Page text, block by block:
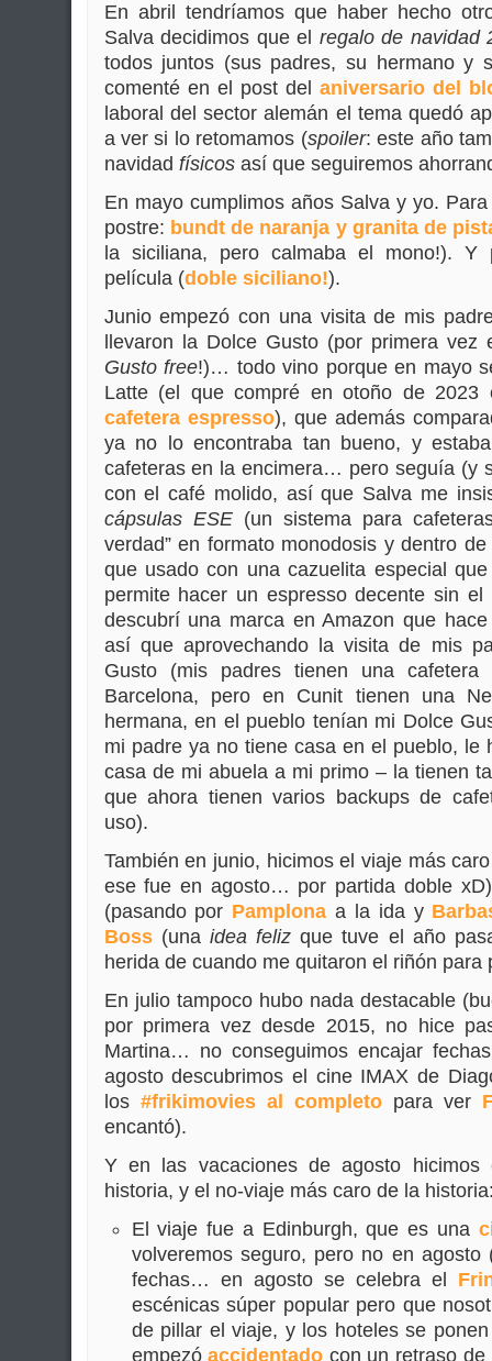
En abril tendríamos que haber hecho
Salva decidimos que el regalo de navidad
todos juntos (sus padres, su hermano y
comenté en el post del aniversario del
laboral del sector alemán el tema quedó
a ver si lo retomamos (spoiler: este año
navidad físicosasí que seguiremos
En mayo cumplimos años Salva y yo.
postre: bundt de naranja y granita de
la siciliana, pero calmaba el mono!). Y
película (doble siciliano!).
Junio empezó con una visita de mis
llevaron la Dolce Gusto (por primera
Gusto free!)… todo vino porque en mayo
Latte (el que compré en otoño de 2023
cafetera espresso), que además
ya no lo encontraba tan bueno, y
cafeteras en la encimera… pero seguía (y
con el café molido, así que Salva me
cápsulas ESE(un sistema para
verdad” en formato monodosis y dentro
que usado con una cazuelita especial
permite hacer un espresso decente sin
descubrí una marca en Amazon que
así que aprovechando la visita de mis
Gusto (mis padres tienen una cafetera
Barcelona, pero en Cunit tienen una
hermana, en el pueblo tenían mi Dolce
mi padre ya no tiene casa en el pueblo, le
casa de mi abuela a mi primo – la tienen
que ahora tienen varios backups de
uso).
También en junio, hicimos el viaje más
ese fue en agosto… por partida doble
(pasando por Pamplona a la ida y
Boss(una idea feliz que tuve el año
herida de cuando me quitaron el riñón para
En julio tampoco hubo nada destacable
por primera vez desde 2015, no hice
Martina… no conseguimos encajar
agosto descubrimos el cine IMAX de
los #frikimovies al completopara ver
encantó).
Y en las vacaciones de agosto
historia, y el no-viaje más caro de la
El viaje fue a Edinburgh, que es una
volveremos seguro, pero no en
fechas… en agosto se celebra el
escénicas súper popular pero que
de pillar el viaje, y los hoteles se
empezóaccidentado con un retraso